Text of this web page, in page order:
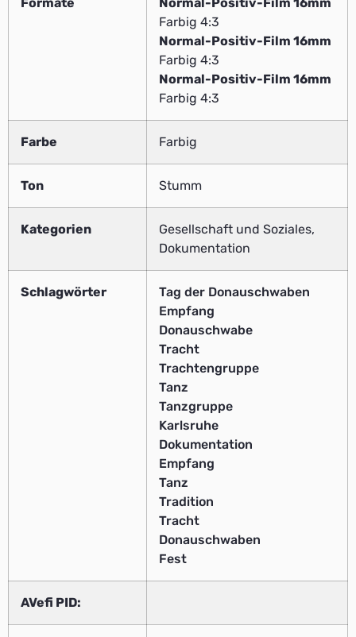
Farbig 4:3
Normal-Positiv-Film 16mm
Farbig 4:3
Normal-Positiv-Film 16mm
Farbig 4:3
Farbe Farbig
Ton Stumm
Kategorien
Gesellschaft und Soziales,
Dokumentation
Schlagwörter
Tag der Donauschwaben
Empfang
Donauschwabe
Tracht
Trachtengruppe
Tanz
Tanzgruppe
Karlsruhe
Dokumentation
Empfang
Tanz
Tradition
Tracht
Donauschwaben
Fest
AVefi PID: